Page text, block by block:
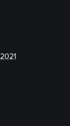
2021